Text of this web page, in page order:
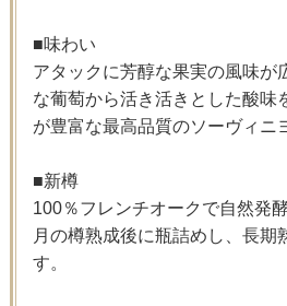
■味わい
アタックに芳醇な果実の風味が
な葡萄から活き活きとした酸味
が豊富な最高品質のソーヴィニ
■新樽
100％フレンチオークで自然発
月の樽熟成後に瓶詰めし、長期
す。